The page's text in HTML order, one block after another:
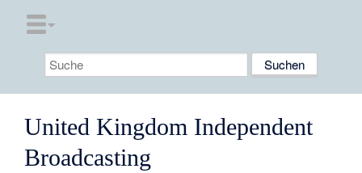
United Kingdom Independent
Broadcasting